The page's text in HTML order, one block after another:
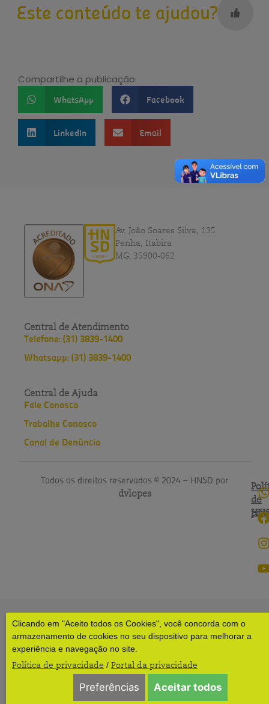
Clicando em "Aceito todos os Cookies", você concorda com o
armazenamento de cookies no seu dispositivo para melhorar a
experiência e navegação no site.
Política de privacidade / Portal da privacidade
Preferências Aceitar todos
Este conteúdo te ajudou?
Compartilhe a publicação:
WhatsApp Facebook
LinkedIn Email
Av. João Soares Silva, 135
Penha, Itabira
MG, 35900-062
Central de Atendimento
Telefone: (31) 3839-1400
Whatsapp: (31) 3839-1400
Central de Ajuda
Fale Conosco
Trabalhe Conosco
Canal de Denúncia
Todos os direitos reservados © 2024 – HNSD por
dvlopes
de
do